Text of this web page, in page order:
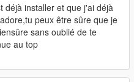
déjà installer et que j'ai déjà
peux être sûre que je
sans oublié de te
au top